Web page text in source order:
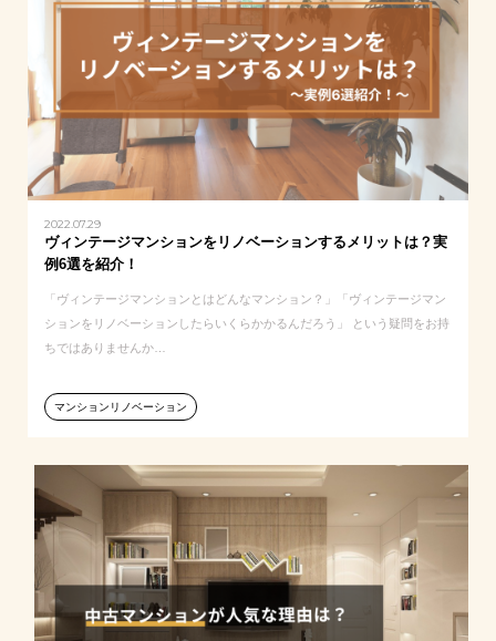
2022.07.29
ヴィンテージマンションをリノベーションするメリットは？実
例6選を紹介！
「ヴィンテージマンションとはどんなマンション？」「ヴィンテージマン
ションをリノベーションしたらいくらかかるんだろう」 という疑問をお持
ちではありませんか…
マンションリノベーション